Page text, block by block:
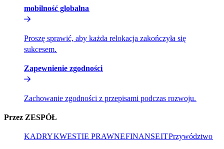
mobilność globalna​​
Proszę sprawić, aby każda relokacja zakończyła się
sukcesem.​​
Zapewnienie zgodności​​
Zachowanie zgodności z przepisami podczas rozwoju.​​
Przez ZESPÓŁ​​
KADRY​​KWESTIE PRAWNE​​FINANSE​​IT​​Przywództwo​​